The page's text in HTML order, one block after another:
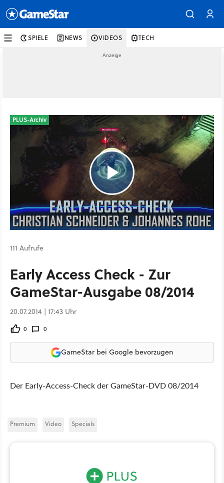
SPIELE NEWS VIDEOS TECH
PLUS-Archiv
111 Aufrufe
Early Access Check - Zur
GameStar-Ausgabe 08/2014
20.07.2014 | 17:43 Uhr
0 0
GameStar bei Google bevorzugen
Der Early-Access-Check der GameStar-DVD 08/2014
Premium Video Specials